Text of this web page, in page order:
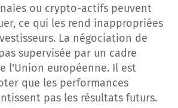
ou crypto-actifs peuvent
ce qui les rend inappropriées
La négociation de
supervisée par un cadre
l'Union européenne. Il est
que les performances
pas les résultats futurs.